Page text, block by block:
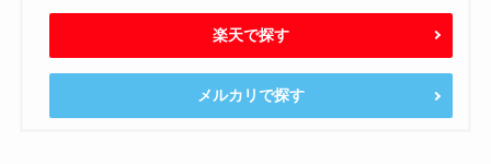
楽天で探す
メルカリで探す